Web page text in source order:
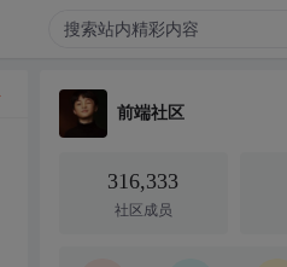
前端社区
316,333
社区成员